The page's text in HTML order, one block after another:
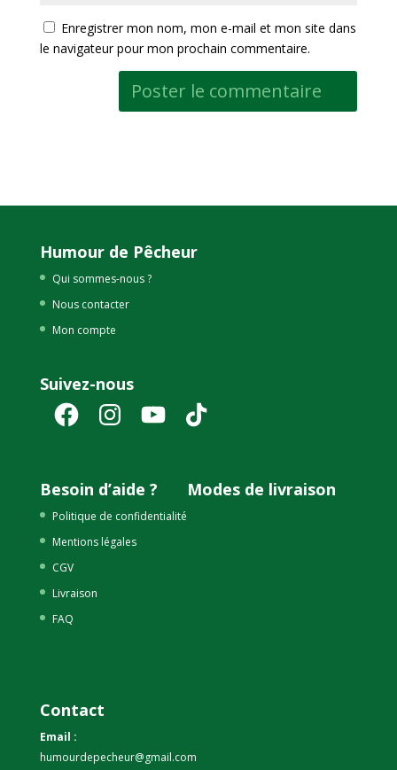
Enregistrer mon nom, mon e-mail et mon site dans
le navigateur pour mon prochain commentaire.
Humour de Pêcheur
Qui sommes-nous ?
Nous contacter
Mon compte
Suivez-nous
FacebookInstagramYouTube TikTok
Besoin d’aide ?
Politique de confidentialité
Mentions légales
CGV
Livraison
FAQ
Modes de livraison
Contact
Email :
humourdepecheur@gmail.com